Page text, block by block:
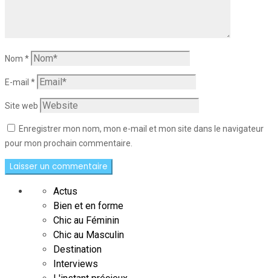
Nom *
E-mail *
Site web
Enregistrer mon nom, mon e-mail et mon site dans le navigateur
pour mon prochain commentaire.
Actus
Bien et en forme
Chic au Féminin
Chic au Masculin
Destination
Interviews